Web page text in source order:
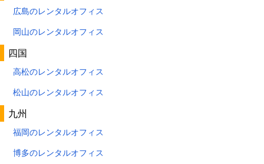
広島のレンタルオフィス
岡山のレンタルオフィス
四国
高松のレンタルオフィス
松山のレンタルオフィス
九州
福岡のレンタルオフィス
博多のレンタルオフィス